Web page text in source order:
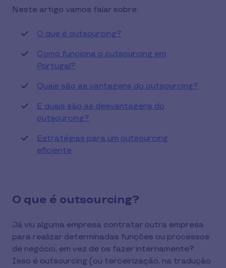
Neste artigo vamos falar sobre:
O que é outsourcing?
Como funciona o outsourcing em
Portugal?
Quais são as vantagens do outsourcing?
E quais são as desvantagens do
outsourcing?
Estratégias para um outsourcing
eficiente
O que é outsourcing?
Já viu alguma empresa contratar outra empresa
para realizar determinadas funções ou processos
de negócio, em vez de os fazer internamente?
Isso é outsourcing (ou terceirização, na tradução